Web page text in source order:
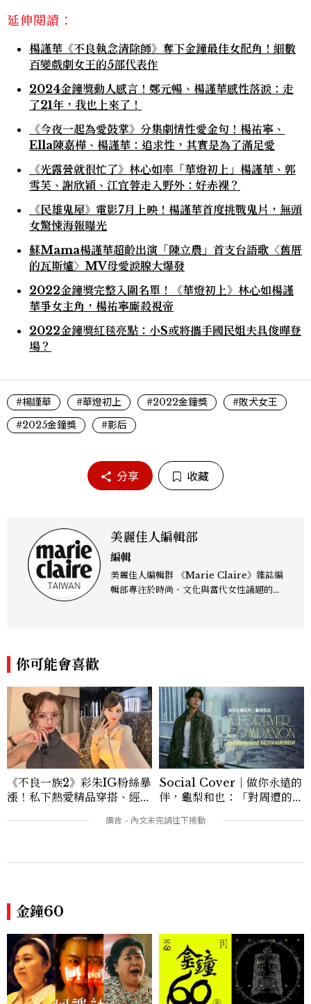
延伸閱讀：
楊謹華《不良執念清除師》奪下金鐘最佳女配角！細數
百變戲劇女王的5部代表作
2024金鐘獎動人感言！鄭元暢、楊謹華感性落淚：走
了21年，我也上來了！
《今夜一起為愛鼓掌》分集劇情性愛金句！楊祐寧、
Ella陳嘉樺、楊謹華：追求性，其實是為了滿足愛
《光露營就很忙了》林心如率「華燈初上」楊謹華、郭
雪芙、謝欣穎、江宜蓉走入野外：好赤裸？
《民雄鬼屋》電影7月上映！楊謹華首度挑戰鬼片，無頭
女驚悚海報曝光
蘇Mama楊謹華超齡出演「陳立農」首支台語歌〈舊厝
的瓦斯爐〉MV母愛淚腺大爆發
2022金鐘獎完整入圍名單！《華燈初上》林心如楊謹
華爭女主角，楊祐寧廝殺視帝
2022金鐘獎紅毯亮點：小S或將攜手國民姐夫具俊曄登
場？
#楊謹華 #華燈初上 #2022金鐘獎
#敗犬女王
#2025金鐘獎
#影后
分享 收藏
美麗佳人編輯部
編輯
美麗佳人編輯群 《Marie Claire》雜誌編
輯部專注於時尚、文化與當代女性議題的深
度的內容。 《Marie Claire》始終以敏銳
視角與編輯直覺，引領讀者探索女性多元面
貌與生活品味風格的無限可能。
你可能會喜歡
《不良一族2》彩朱IG粉絲暴
漲！私下熱愛精品穿搭、經營
Social Cover｜做你永遠的
伴，龜梨和也：「對周遭的人
力。」
金鐘60